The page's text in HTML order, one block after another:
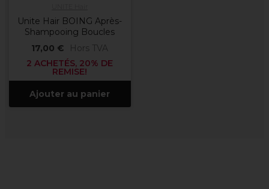
Unite Hair BOING Après-
Shampooing Boucles
17,00 €
Hors TVA
2 ACHETÉS, 20% DE
REMISE!
Ajouter au panier